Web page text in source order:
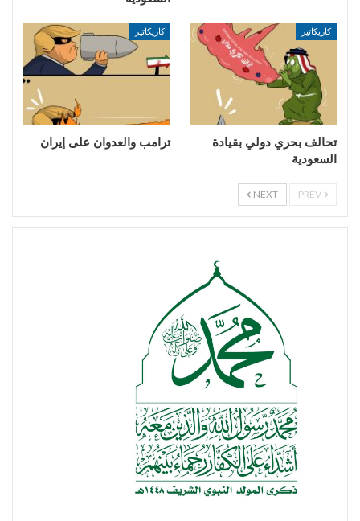
كاريكاتير
تحالف بحري دولي بقيادة
السعودية
كاريكاتير
ترامب والعدوان على إيران
NEXT